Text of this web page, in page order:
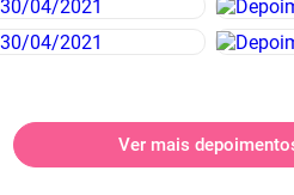
Ver mais